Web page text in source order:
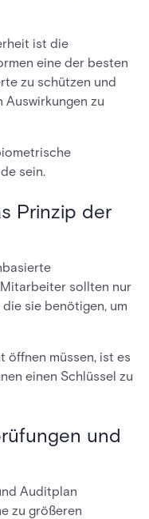
ist die
eine der besten
zu schützen und
Auswirkungen zu
sein.
Prinzip der
sollten nur
sie benötigen, um
öffnen müssen, ist es
einen Schlüssel zu
und
Auditplan
zu größeren